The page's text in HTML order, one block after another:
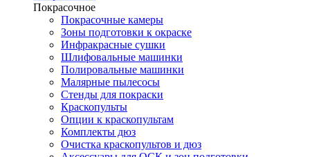
Покрасочное
Покрасочные камеры
Зоны подготовки к окраске
Инфракрасные сушки
Шлифовальные машинки
Полировальные машинки
Малярные пылесосы
Стенды для покраски
Краскопульты
Опции к краскопультам
Комплекты дюз
Очистка краскопультов и дюз